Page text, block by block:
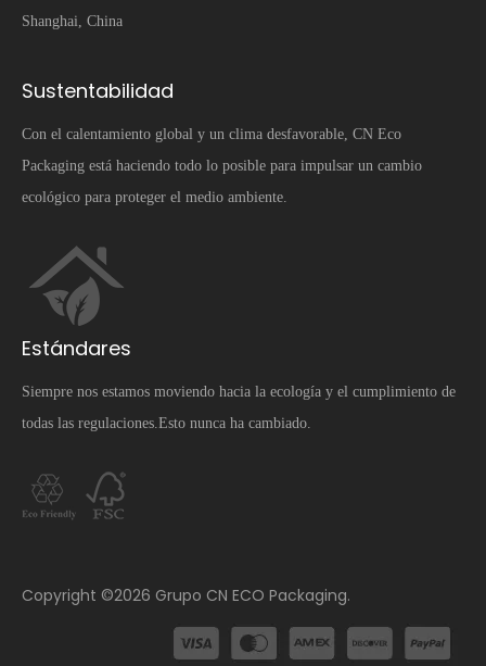
Shanghai, China
Sustentabilidad
Con el calentamiento global y un clima desfavorable, CN Eco
Packaging está haciendo todo lo posible para impulsar un cambio
ecológico para proteger el medio ambiente.
Estándares
Siempre nos estamos moviendo hacia la ecología y el cumplimiento de
todas las regulaciones.Esto nunca ha cambiado.
​Copyright ©2026 Grupo CN ECO Packaging.